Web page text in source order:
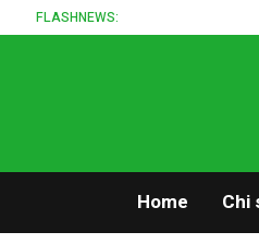
FLASHNEWS:
Home Chi